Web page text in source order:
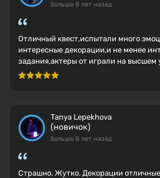
больше 8 лет назад
Отличный квест,испытали много
интересные декорации,и не менее
задания,актеры от играли на высшем
Tanya Lepekhova
(новичок)
больше 8 лет назад
Страшно. Жутко. Декорации